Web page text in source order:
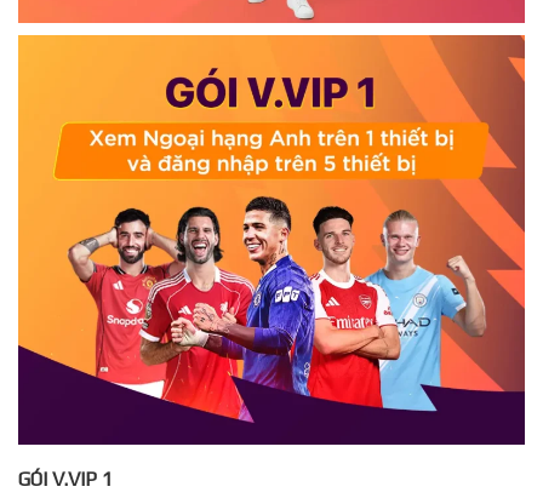
GÓI V.VIP 1